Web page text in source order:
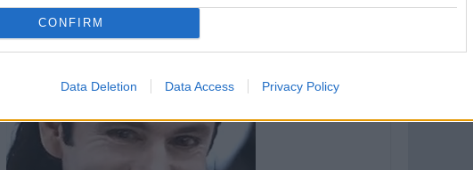
CONFIRM
Data Deletion Data Access Privacy Policy
Spanki:GinoPaolini Ehhh, ma tocca rispettare le regole